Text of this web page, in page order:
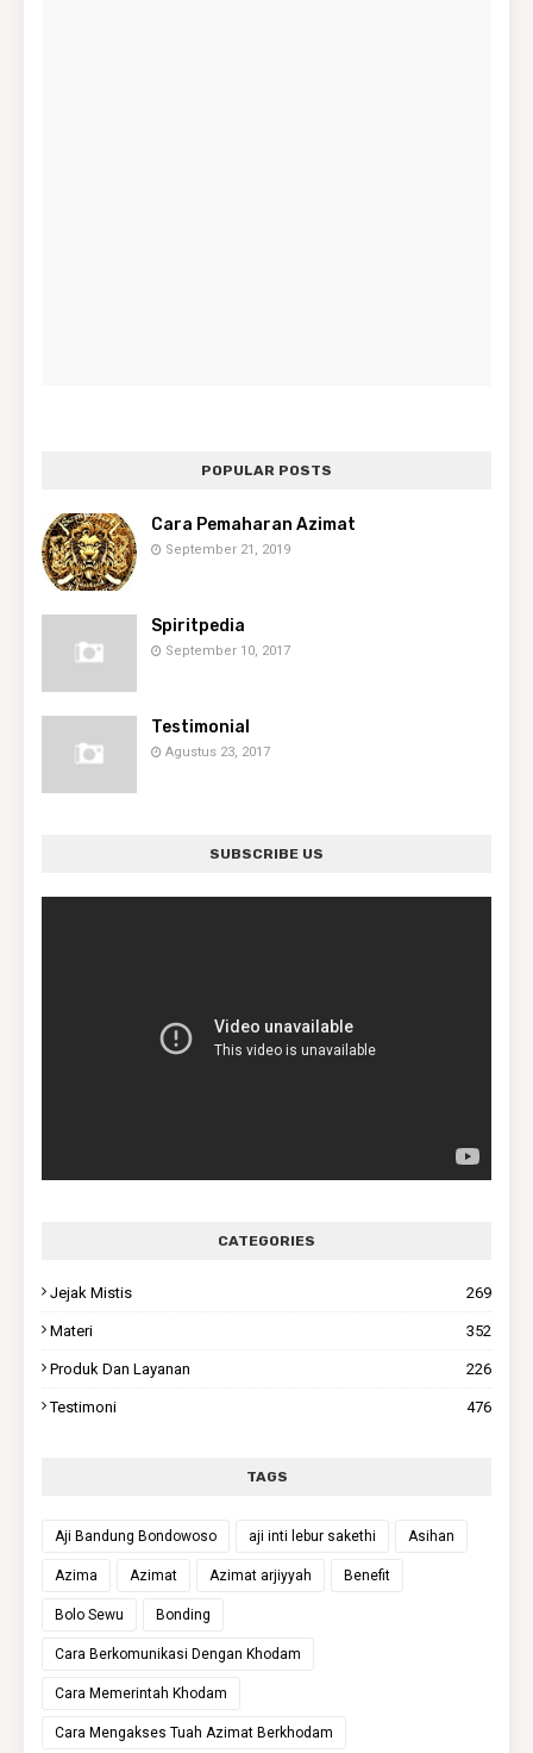
POPULAR POSTS
Cara Pemaharan Azimat
September 21, 2019
Spiritpedia
September 10, 2017
Testimonial
Agustus 23, 2017
SUBSCRIBE US
CATEGORIES
Jejak Mistis 269
Materi 352
Produk Dan Layanan 226
Testimoni 476
TAGS
Aji Bandung Bondowoso aji inti lebur sakethi Asihan
Azima Azimat Azimat arjiyyah Benefit
Bolo Sewu Bonding
Cara Berkomunikasi Dengan Khodam
Cara Memerintah Khodam
Cara Mengakses Tuah Azimat Berkhodam